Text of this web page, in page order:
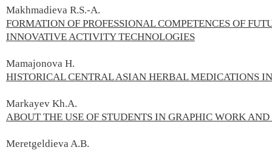
Makhmadieva R.S.-A.
FORMATION OF PROFESSIONAL COMPETENCES OF
INNOVATIVE ACTIVITY TECHNOLOGIES
Mamajonova H.
HISTORICAL CENTRAL ASIAN HERBAL MEDICATIONS
Markayev Kh.A.
ABOUT THE USE OF STUDENTS IN GRAPHIC WORK
Meretgeldieva A.B.